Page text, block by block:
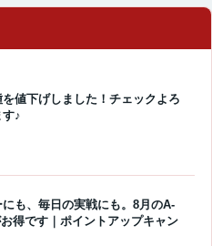
値下げしました！チェックよろ
♪
も、毎日の実戦にも。8月のA-
得です｜ポイントアップキャン